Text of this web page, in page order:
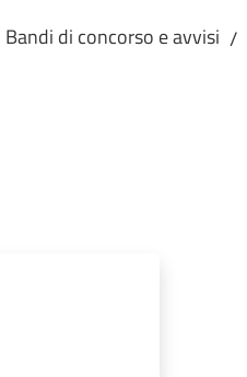
Bandi di concorso e avvisi /